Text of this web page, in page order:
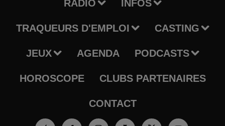
RADIO INFOS
TRAQUEURS D'EMPLOI CASTING
JEUX AGENDA PODCASTS
HOROSCOPE CLUBS PARTENAIRES
CONTACT